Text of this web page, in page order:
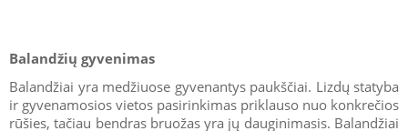
Balandžių gyvenimas
Balandžiai yra medžiuose gyvenantys paukščiai. Lizdų statyba
ir gyvenamosios vietos pasirinkimas priklauso nuo konkrečios
rūšies, tačiau bendras bruožas yra jų dauginimasis. Balandžiai